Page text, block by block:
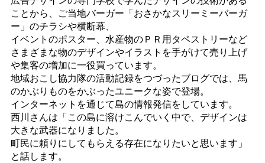
ことから、ご当地バーガー「おさかなスリーミーバーガ
ー」のチラシや横断幕、
イベントのポスター、水産物のＰＲ用タペストリーなど
さまざまな物のデザインやイラストを手がけて売り上げ
や集客の増加に一役買っています。
地域おこし協力隊の活動記録をつづったブログでは、馬
のかぶりものをかぶったユニークな姿で登場。
インターネットを通じて島の情報発信をしています。
西川さんは「この島に溶けこんでいく中で、デザインは
大きな武器になりました。
町民に頼りにしてもらえる存在になりたいと思います」
と話します。